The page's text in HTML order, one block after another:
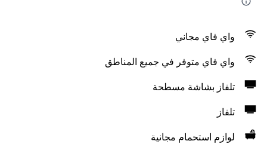
واي فاي مجاني
واي فاي متوفر في جميع المناطق
تلفاز بشاشة مسطحة
تلفاز
لوازم استحمام مجانية